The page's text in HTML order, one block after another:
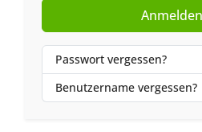
Anmelden
Passwort vergessen?
Benutzername vergessen?